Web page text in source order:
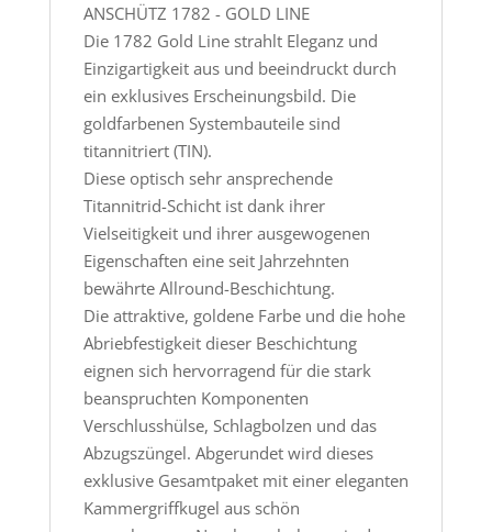
ANSCHÜTZ 1782 - GOLD LINE
Die 1782 Gold Line strahlt Eleganz und
Einzigartigkeit aus und beeindruckt durch
ein exklusives Erscheinungsbild. Die
goldfarbenen Systembauteile sind
titannitriert (TIN).
Diese optisch sehr ansprechende
Titannitrid-Schicht ist dank ihrer
Vielseitigkeit und ihrer ausgewogenen
Eigenschaften eine seit Jahrzehnten
bewährte Allround-Beschichtung.
Die attraktive, goldene Farbe und die hohe
Abriebfestigkeit dieser Beschichtung
eignen sich hervorragend für die stark
beanspruchten Komponenten
Verschlusshülse, Schlagbolzen und das
Abzugszüngel. Abgerundet wird dieses
exklusive Gesamtpaket mit einer eleganten
Kammergriffkugel aus schön